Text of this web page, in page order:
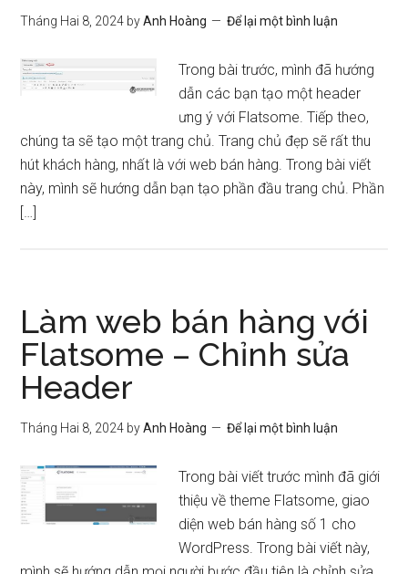
Tháng Hai 8, 2024 byAnh Hoàng Để lại một bình luận
Trong bài trước, mình đã hướng
dẫn các bạn tạo một header
ưng ý với Flatsome. Tiếp theo,
chúng ta sẽ tạo một trang chủ. Trang chủ đẹp sẽ rất thu
hút khách hàng, nhất là với web bán hàng. Trong bài viết
này, mình sẽ hướng dẫn bạn tạo phần đầu trang chủ. Phần
[…]
Làm web bán hàng với
Flatsome – Chỉnh sửa
Header
Tháng Hai 8, 2024 byAnh Hoàng Để lại một bình luận
Trong bài viết trước mình đã giới
thiệu về theme Flatsome, giao
diện web bán hàng số 1 cho
WordPress. Trong bài viết này,